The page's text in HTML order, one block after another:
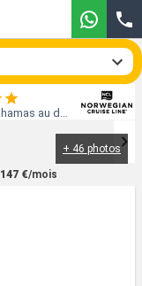
Croisière Norwegian Breakaway : États-Unis, Bahamas au départ de Orlando
+ 46 photos
147 €/mois